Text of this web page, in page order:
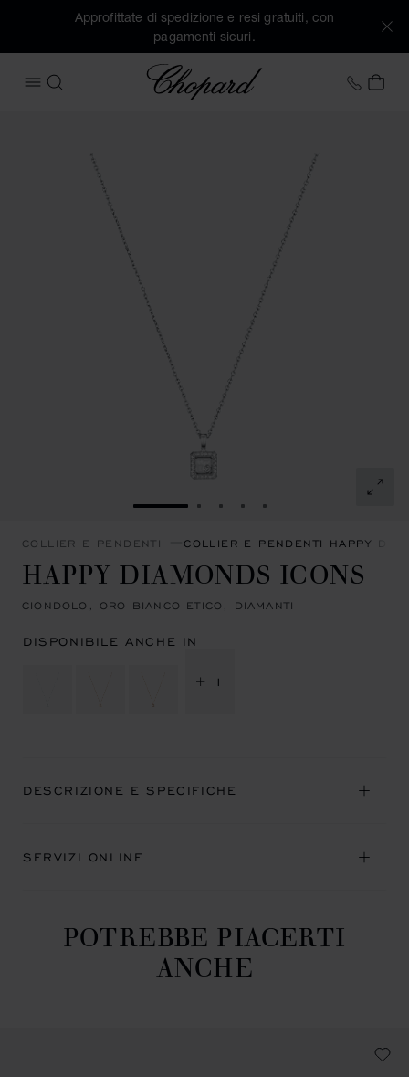
Approfittate di spedizione e resi gratuiti, con
pagamenti sicuri.
APRIRE IL MENU
CERCA
Chopard +39
IL
VAI ALLA SLIDE 1
VAI ALLA SLIDE 2
VAI ALLA SLIDE 3
VAI ALLA SLIDE 4
VAI ALLA SLIDE 5
COLLIER E PENDENTI COLLIER E PENDENTI HAPPY
HAPPY DIAMONDS ICONS
CIONDOLO, ORO BIANCO ETICO, DIAMANTI
DISPONIBILE ANCHE IN
+ 1
DESCRIZIONE E SPECIFICHE
SERVIZI ONLINE
POTREBBE PIACERTI
ANCHE